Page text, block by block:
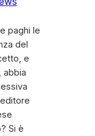
paghi le
del
e
abbia
Si è